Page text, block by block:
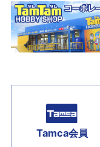
Tamca会員